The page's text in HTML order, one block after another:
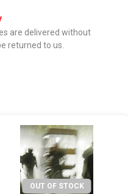
are delivered without
returned to us.
OUT OF STOCK